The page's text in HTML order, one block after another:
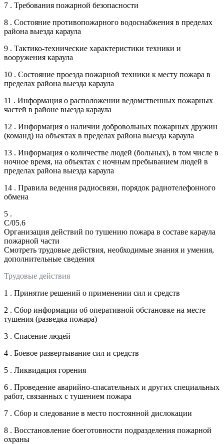
7 . Требования пожарной безопасности
8 . Состояние противопожарного водоснабжения в пределах
района выезда караула
9 . Тактико-технические характеристики техники и
вооружения караула
10 . Состояние проезда пожарной техники к месту пожара в
пределах района выезда караула
11 . Информация о расположении ведомственных пожарных
частей в районе выезда караула
12 . Информация о наличии добровольных пожарных дружин
(команд) на объектах в пределах района выезда караула
13 . Информация о количестве людей (больных), в том числе в
ночное время, на объектах с ночным пребыванием людей в
пределах района выезда караула
14 . Правила ведения радиосвязи, порядок радиотелефонного
обмена
5 .
C/05.6
Организация действий по тушению пожара в составе караула
пожарной части
Смотреть трудовые действия, необходимые знания и умения,
дополнительные сведения
Трудовые действия
1 . Принятие решений о применении сил и средств
2 . Сбор информации об оперативной обстановке на месте
тушения (разведка пожара)
3 . Спасение людей
4 . Боевое развертывание сил и средств
5 . Ликвидация горения
6 . Проведение аварийно-спасательных и других специальных
работ, связанных с тушением пожара
7 . Сбор и следование в место постоянной дислокации
8 . Восстановление боеготовности подразделения пожарной
охраны